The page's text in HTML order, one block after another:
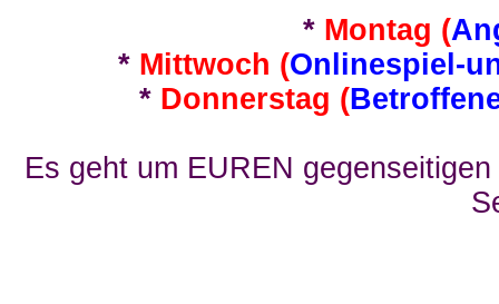
* Montag (
* Mittwoch (Onlinespiel-
* Donnerstag (
Es geht um EUREN